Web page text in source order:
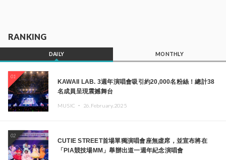
RANKING
DAILY MONTHLY
01
KAWAII LAB. 3週年演唱會吸引約20,000名粉絲！總計38
名成員呈現震撼舞台
MUSIC ・ 26.February.2025
02
CUTIE STREET首場單獨演唱會座無虛席，並宣布將在
「PIA競技場MM」舉辦出道一週年紀念演唱會